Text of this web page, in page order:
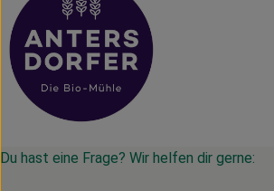
Du hast eine Frage? Wir helfen dir gerne: